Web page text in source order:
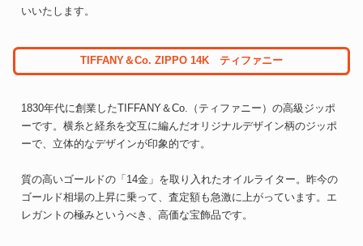
いいたします。
TIFFANY＆Co. ZIPPO 14K ティファニー
1830年代に創業したTIFFANY＆Co.（ティファニー）の高級ジッポ
ーです。横糸と経糸を交互に編んだオリジナルデザイン柄のジッポ
ーで、立体的なデザインが印象的です。
質の高いゴールドの「14金」を取り入れたオイルライター。昨今の
ゴールド相場の上昇に乗って、査定額も急激に上がっています。エ
レガントの極みというべき、高価な宝飾品です。